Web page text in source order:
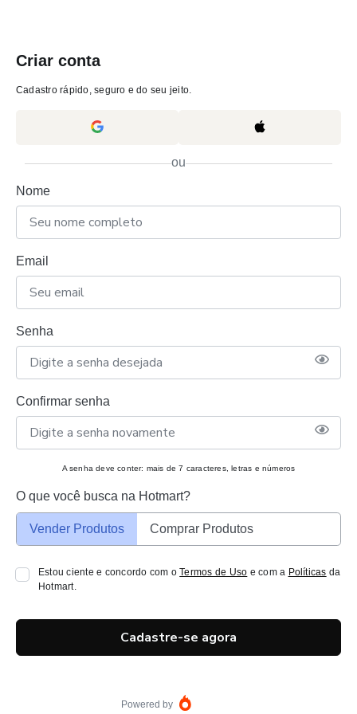
Criar conta
Cadastro rápido, seguro e do seu jeito.
ou
Nome
Email
Senha
Confirmar senha
A senha deve conter: mais de 7 caracteres, letras e números
O que você busca na Hotmart?
Vender Produtos Comprar Produtos
Estou ciente e concordo com oTermos de Uso e com a Políticas da
Hotmart.
Cadastre-se agora
Powered by